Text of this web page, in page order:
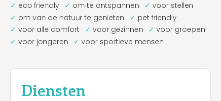
eco friendly
om te ontspannen
voor stellen
om van de natuur te genieten
pet friendly
voor alle comfort
voor gezinnen
voor groepen
voor jongeren
voor sportieve mensen
Diensten